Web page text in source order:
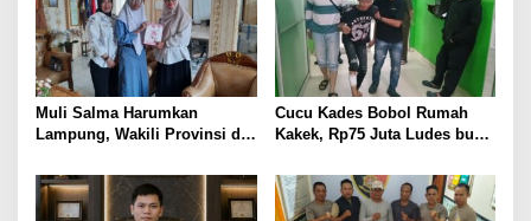
PELAYANAN PRESISI
Muli Salma Harumkan
Lampung, Wakili Provinsi di
“Kartografi Sunyi”
Cucu Kades Bobol Rumah
Kakek, Rp75 Juta Ludes buat
Ditembak Polisi